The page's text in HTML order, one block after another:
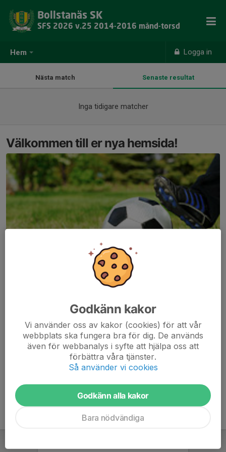
Hem Logga in
Bollstanäs SK
SFS 2026 v.25 2014-2016 månd-torsd
Nästa match Senaste resultat
Inga tidigare matcher
Välkommen till er nya hemsida!
Här hamnar automatiskt de senaste nyheterna på hemsidan. För
att kunna börja administrera hemsidan loggar du in högst upp till
höger.
Godkänn kakor
Vi använder oss av kakor (cookies) för att vår
webbplats ska fungera bra för dig. De används
även för webbanalys i syfte att hjälpa oss att
förbättra våra tjänster.
Så använder vi cookies
Godkänn alla kakor
Bara nödvändiga